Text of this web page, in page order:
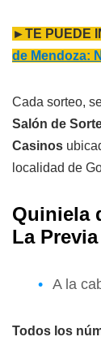
►TE PUEDE
de Mendoza:
Cada sorteo,
Salón de
Casinos
localidad de
Quiniela
La Previa
A la
Todos los